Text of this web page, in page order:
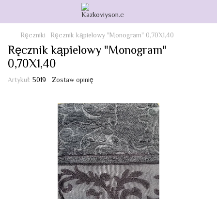
Ręczniki Ręcznik kąpielowy "Monogram" 0,70X1,40
Ręcznik kąpielowy "Monogram"
0,70X1,40
Artykuł: 5019 Zostaw opinię